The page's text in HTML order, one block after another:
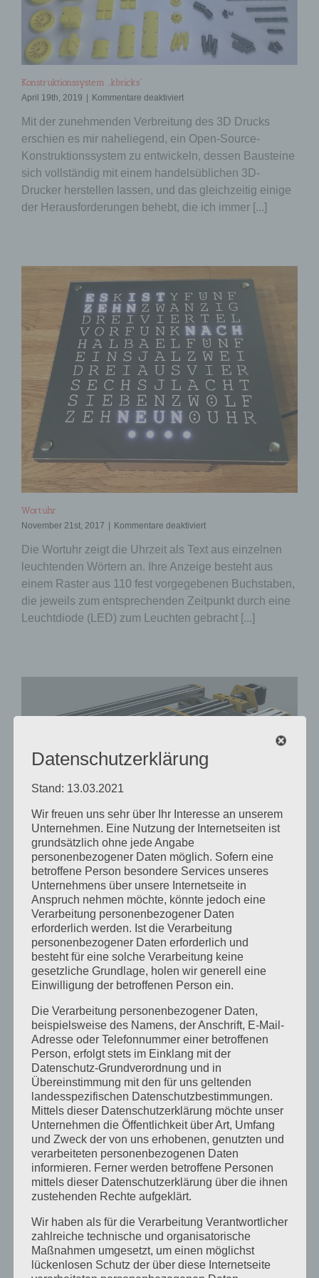
Konstruktionssystem „kbricks“
April 19th, 2019 Kommentare deaktiviertfür
„kbricks“
Mit der zunehmenden Verbreitung des 3D Drucks
erschien es mir naheliegend, ein Open-Source-
Konstruktionssystem zu entwickeln, dessen Bausteine
sich vollständig mit einem handelsüblichen 3D-
Drucker herstellen lassen, und das gleichzeitig einige
der Herausforderungen behebt, die ich immer [...]
Wortuhr
November 21st, 2017 Kommentare deaktiviertfür
Die Wortuhr zeigt die Uhrzeit als Text aus einzelnen
leuchtenden Wörtern an. Ihre Anzeige besteht aus
einem Raster aus 110 fest vorgegebenen Buchstaben,
die jeweils zum entsprechenden Zeitpunkt durch eine
Leuchtdiode (LED) zum Leuchten gebracht [...]
Maker Construction Set
Mai 5th, 2016 | Kommentare deaktiviertfür
Maker
Construction
Set
Das Maker Construction Set (MCS) wurde von Gerd
Keller entwickelt und stellt eine kostengünstige
Möglichkeit dar, mit standardisierten und
wiederverwendbaren Bauteilen Mechanische
Gerätschaften aufzubauen. Grundlage des MCS bilden
dabei handelsübliche Aluminium-Profile, die es häufig
und günstig [...]
Workshop-Wissenschaft, digitales Wissen und Du!
September 25th, 2015 | 0 Comments
Datenschutzerklärung
Stand: 13.03.2021
Wir freuen uns sehr über Ihr Interesse an unserem
Unternehmen. Eine Nutzung der Internetseiten ist
grundsätzlich ohne jede Angabe
personenbezogener Daten möglich. Sofern eine
betroffene Person besondere Services unseres
Unternehmens über unsere Internetseite in
Anspruch nehmen möchte, könnte jedoch eine
Verarbeitung personenbezogener Daten
erforderlich werden. Ist die Verarbeitung
personenbezogener Daten erforderlich und
besteht für eine solche Verarbeitung keine
gesetzliche Grundlage, holen wir generell eine
Einwilligung der betroffenen Person ein.
Die Verarbeitung personenbezogener Daten,
beispielsweise des Namens, der Anschrift, E-Mail-
Adresse oder Telefonnummer einer betroffenen
Person, erfolgt stets im Einklang mit der
Datenschutz-Grundverordnung und in
Übereinstimmung mit den für uns geltenden
landesspezifischen Datenschutzbestimmungen.
Mittels dieser Datenschutzerklärung möchte unser
Unternehmen die Öffentlichkeit über Art, Umfang
und Zweck der von uns erhobenen, genutzten und
verarbeiteten personenbezogenen Daten
informieren. Ferner werden betroffene Personen
mittels dieser Datenschutzerklärung über die ihnen
zustehenden Rechte aufgeklärt.
Wir haben als für die Verarbeitung Verantwortlicher
zahlreiche technische und organisatorische
Maßnahmen umgesetzt, um einen möglichst
lückenlosen Schutz der über diese Internetseite